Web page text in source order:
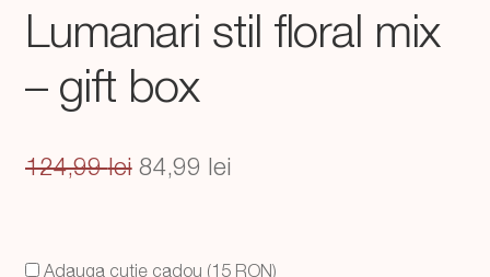
Lumanari stil floral mix
– gift box
124,99lei Prețul
84,99 lei
Adauga cutie cadou (15 RON)